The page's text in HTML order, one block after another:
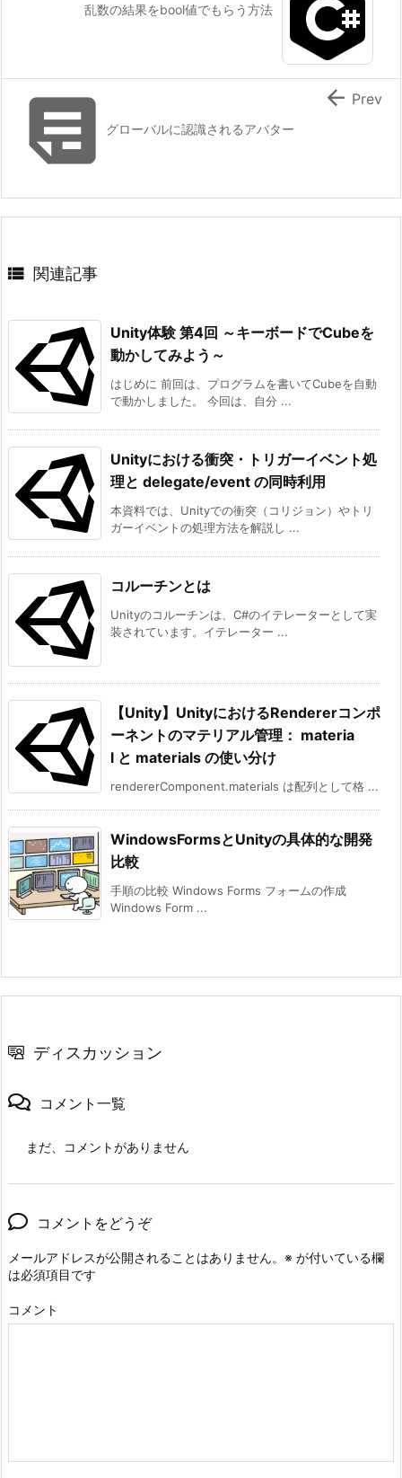
乱数の結果をbool値でもらう方法
グローバルに認識されるアバター
 Prev
 関連記事
Unity体験 第4回 ～キーボードでCubeを
動かしてみよう～
はじめに 前回は、プログラムを書いてCubeを自動
で動かしました。 今回は、自分 ...
Unityにおける衝突・トリガーイベント処
理と delegate/event の同時利用
本資料では、Unityでの衝突（コリジョン）やトリ
ガーイベントの処理方法を解説し ...
コルーチンとは
Unityのコルーチンは、C#のイテレーターとして実
装されています。イテレーター ...
【Unity】UnityにおけるRendererコンポ
ーネントのマテリアル管理： materia
l と materials の使い分け
rendererComponent.materials は配列として格 ...
WindowsFormsとUnityの具体的な開発
比較
手順の比較 Windows Forms フォームの作成
Windows Form ...
ディスカッション
コメント一覧
まだ、コメントがありません
コメントをどうぞ
メールアドレスが公開されることはありません。 ※ が付いている欄
は必須項目です
コメント